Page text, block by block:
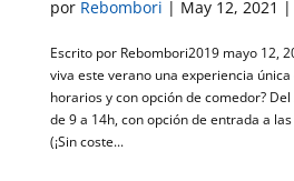
por Rebombori | May 12, 2021 |
Escrito por Rebombori2019 mayo 12,
viva este verano una experiencia
horarios y con opción de comedor?
de 9 a 14h, con opción de entrada a
(¡Sin coste...